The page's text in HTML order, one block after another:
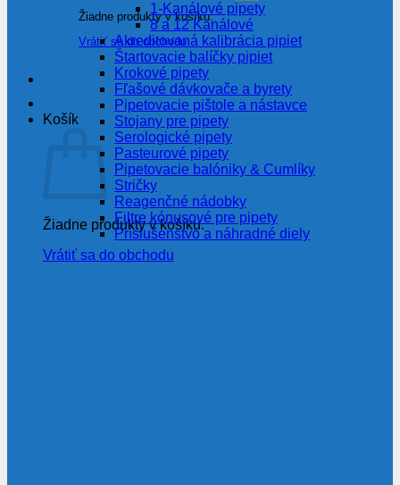
Žiadne produkty v košíku.
Vrátiť sa do obchodu
Košík
Žiadne produkty v košíku.
Vrátiť sa do obchodu
1-Kanálové pipety
8 a 12 Kanálové
Akreditovaná kalibrácia pipiet
Štartovacie balíčky pipiet
Krokové pipety
Fľašové dávkovače a byrety
Pipetovacie pištole a nástavce
Stojany pre pipety
Serologické pipety
Pasteurové pipety
Pipetovacie balóniky & Cumlíky
Stričky
Reagenčné nádobky
Filtre kónusové pre pipety
Príslušenstvo a náhradné diely